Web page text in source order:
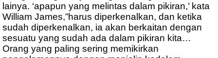
lainya. ‘apapun yang melintas dalam pikiran,’ kata
William James,”harus diperkenalkan, dan ketika
sudah diperkenalkan, ia akan berkaitan dengan
sesuatu yang sudah ada dalam pikiran kita…
Orang yang paling sering memikirkan